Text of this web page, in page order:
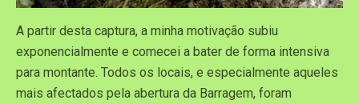
A partir desta captura, a minha motivação subiu
exponencialmente e comecei a bater de forma intensiva
para montante. Todos os locais, e especialmente aqueles
mais afectados pela abertura da Barragem, foram